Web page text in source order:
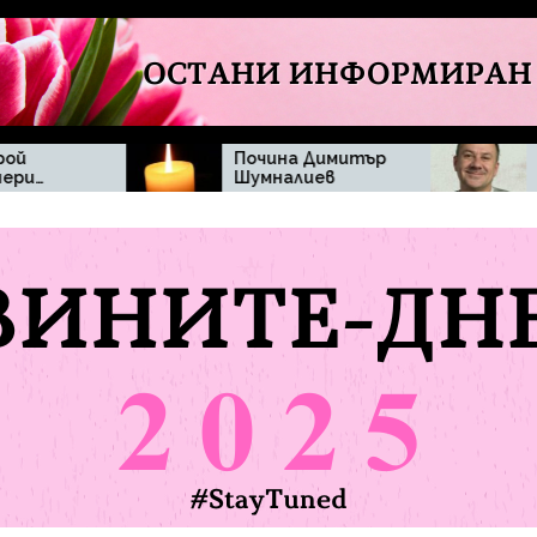
Почина Димитър
Шумналиев
Актьорската
седмица в
„Черешката на
домашен уют